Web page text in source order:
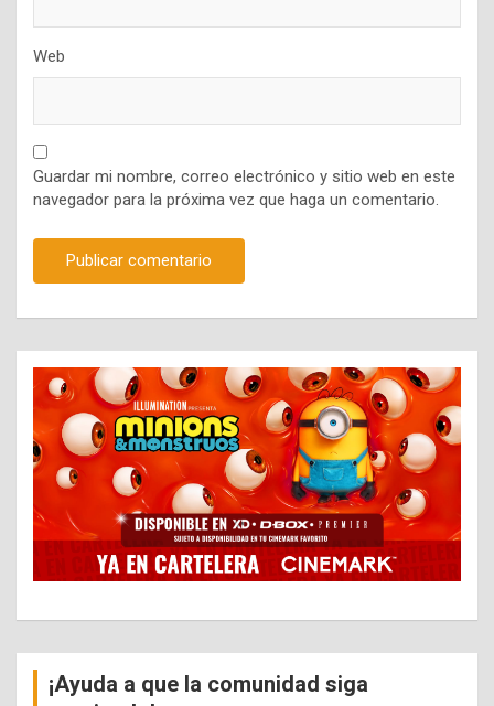
Web
Guardar mi nombre, correo electrónico y sitio web en este
navegador para la próxima vez que haga un comentario.
¡Ayuda a que la comunidad siga